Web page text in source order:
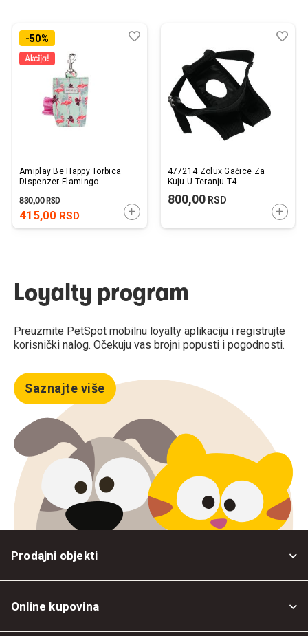
-50%
Amiplay Be Happy Torbica
Dispenzer Flamingo
415,00 RSD
830,00RSD
DODAJTE U KORPU
Dodaj
Uporedi
477214 Zolux Gaćice Za
Kuju U Teranju T4
800,00RSD
Loyalty program
Preuzmite PetSpot mobilnu loyalty aplikaciju i registrujte
korisnički nalog. Očekuju vas brojni popusti i pogodnosti.
Saznajte više
Prodajni objekti
Online kupovina